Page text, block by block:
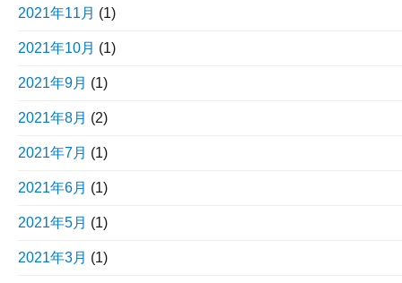
2021年11月 (1)
2021年10月 (1)
2021年9月 (1)
2021年8月 (2)
2021年7月 (1)
2021年6月 (1)
2021年5月 (1)
2021年3月 (1)